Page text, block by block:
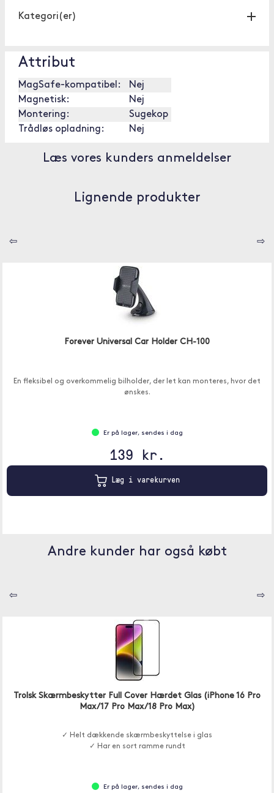
Kategori(er)
Attribut
MagSafe-kompatibel:
Nej
Magnetisk:
Nej
Montering:
Sugekop
Trådløs opladning:
Nej
Læs vores kunders anmeldelser
Lignende produkter
⇦ ⇨
Forever Universal Car Holder CH-100
En fleksibel og overkommelig bilholder, der let kan monteres, hvor det
ønskes.
Er på lager, sendes i dag
139 kr.
Læg i varekurven
Andre kunder har også købt
⇦ ⇨
Trolsk Skærmbeskytter Full Cover Hærdet Glas (iPhone 16 Pro
Max/17 Pro Max/18 Pro Max)
✓ Helt dækkende skærmbeskyttelse i glas
✓ Har en sort ramme rundt
Er på lager, sendes i dag